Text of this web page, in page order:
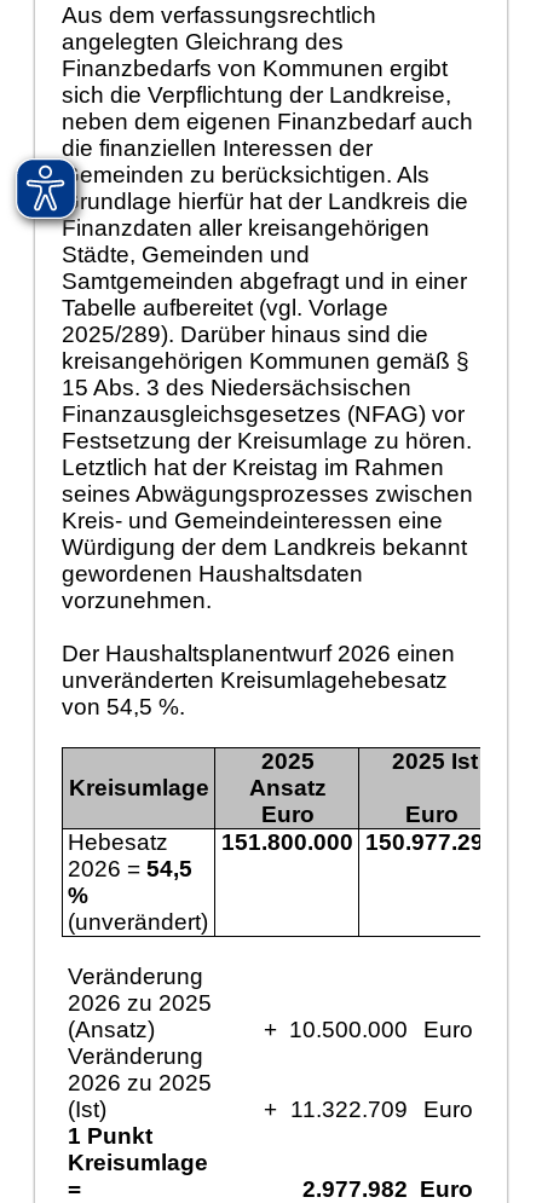
Aus dem verfassungsrechtlich
angelegten Gleichrang des
Finanzbedarfs von Kommunen ergibt
sich die Verpflichtung der Landkreise,
neben dem eigenen Finanzbedarf auch
die finanziellen Interessen der
Gemeinden zu berücksichtigen. Als
Grundlage hierfür hat der Landkreis die
Finanzdaten aller kreisangehörigen
Städte, Gemeinden und
Samtgemeinden abgefragt und in einer
Tabelle aufbereitet (vgl. Vorlage
2025/289). Darüber hinaus sind die
kreisangehörigen Kommunen gemäß §
15 Abs. 3 des Niedersächsischen
Finanzausgleichsgesetzes (NFAG) vor
Festsetzung der Kreisumlage zu hören.
Letztlich hat der Kreistag im Rahmen
seines Abwägungsprozesses zwischen
Kreis- und Gemeindeinteressen eine
Würdigung der dem Landkreis bekannt
gewordenen Haushaltsdaten
vorzunehmen.
Der Haushaltsplanentwurf 2026 einen
unveränderten Kreisumlagehebesatz
von 54,5 %.
Kreisumlage
2025
Ansatz
2025 Ist
Euro
Euro
Hebesatz
2026 =54,5
%
(unverändert)
151.800.000 150.977.291
Veränderung
2026 zu 2025
(Ansatz)
+ 10.500.000
Euro
Veränderung
2026 zu 2025
(Ist)
+ 11.322.709
Euro
1 Punkt
Kreisumlage
=
2.977.982 Euro